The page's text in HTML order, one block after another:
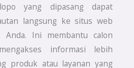
yang dipasang dapat
langsung ke situs web
Anda. Ini membantu calon
informasi lebih
produk atau layanan yang